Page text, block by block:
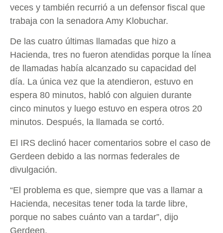
veces y también recurrió a un defensor fiscal que
trabaja con la senadora Amy Klobuchar.
De las cuatro últimas llamadas que hizo a
Hacienda, tres no fueron atendidas porque la línea
de llamadas había alcanzado su capacidad del
día. La única vez que la atendieron, estuvo en
espera 80 minutos, habló con alguien durante
cinco minutos y luego estuvo en espera otros 20
minutos. Después, la llamada se cortó.
El IRS declinó hacer comentarios sobre el caso de
Gerdeen debido a las normas federales de
divulgación.
“El problema es que, siempre que vas a llamar a
Hacienda, necesitas tener toda la tarde libre,
porque no sabes cuánto van a tardar”, dijo
Gerdeen.